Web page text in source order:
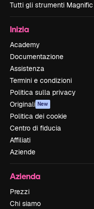
Tutti gli strumenti Magnific
Inizia
Academy
Documentazione
Assistenza
Termini e condizioni
Politica sulla privacy
Originali New
Politica dei cookie
Centro di fiducia
Affiliati
Aziende
Azienda
Prezzi
Chi siamo